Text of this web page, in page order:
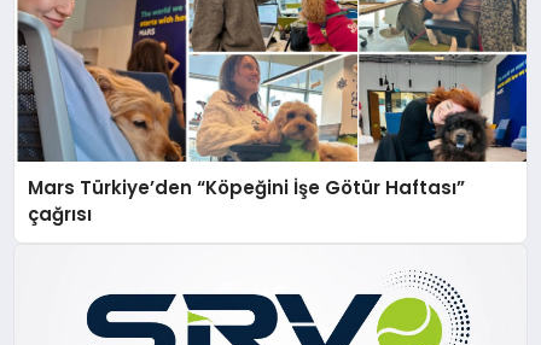
Mars Türkiye’den “Köpeğini İşe Götür Haftası”
çağrısı